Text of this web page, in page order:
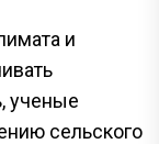
и
ученые
сельского